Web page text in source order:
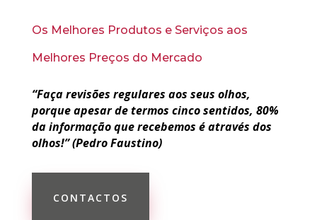
Os Melhores Produtos e Serviços aos
Melhores Preços do Mercado
“Faça revisões regulares aos seus olhos,
porque apesar de termos cinco sentidos, 80%
da informação que recebemos é através dos
olhos!” (Pedro Faustino)
CONTACTOS